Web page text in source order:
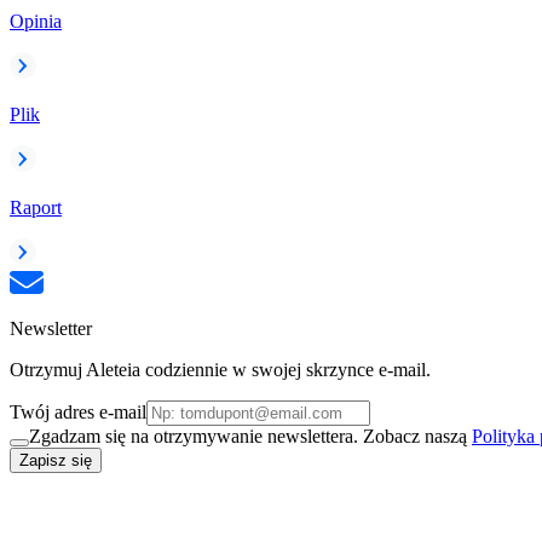
Opinia
Plik
Raport
Newsletter
Otrzymuj Aleteia codziennie w swojej skrzynce e-mail.
Twój adres e-mail
Zgadzam się na otrzymywanie newslettera. Zobacz naszą Polityka
Zapisz się